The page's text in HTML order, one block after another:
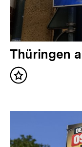
V
o
r
e
Thüringen
Inhalt